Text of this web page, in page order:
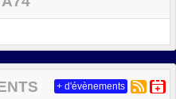
+ d'évènements